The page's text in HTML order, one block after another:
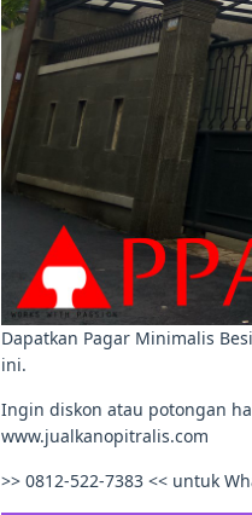
Dapatkan Pagar Minimalis
ini.
Ingin diskon atau potongan
www.jualkanopitralis.com
>> 0812-522-7383 << untuk